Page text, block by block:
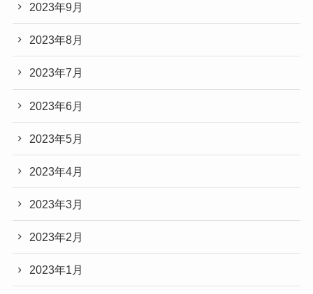
2023年9月
2023年8月
2023年7月
2023年6月
2023年5月
2023年4月
2023年3月
2023年2月
2023年1月